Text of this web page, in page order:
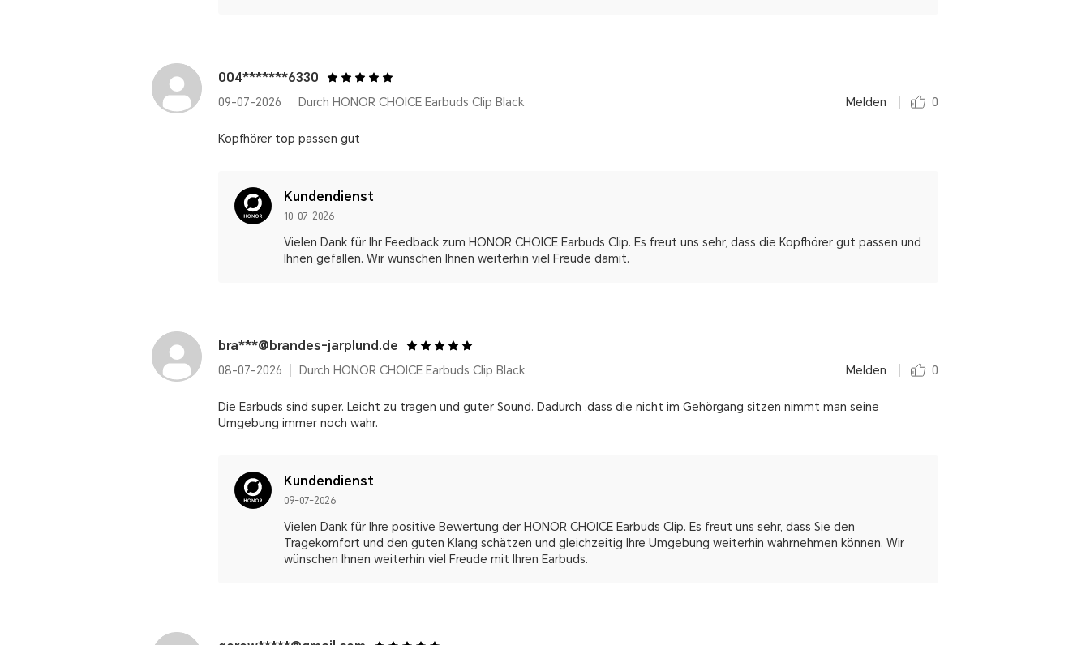
004*******6330
09-07-2026 Durch HONOR CHOICE Earbuds Clip Black Melden 0
Kopfhörer top passen gut
Kundendienst
10-07-2026
Vielen Dank für Ihr Feedback zum HONOR CHOICE Earbuds Clip. Es freut uns sehr, dass die Kopfhörer gut passen und
Ihnen gefallen. Wir wünschen Ihnen weiterhin viel Freude damit.
bra***@brandes-jarplund.de
08-07-2026 Durch HONOR CHOICE Earbuds Clip Black Melden 0
Die Earbuds sind super. Leicht zu tragen und guter Sound. Dadurch ,dass die nicht im Gehörgang sitzen nimmt man seine
Umgebung immer noch wahr.
Kundendienst
09-07-2026
Vielen Dank für Ihre positive Bewertung der HONOR CHOICE Earbuds Clip. Es freut uns sehr, dass Sie den
Tragekomfort und den guten Klang schätzen und gleichzeitig Ihre Umgebung weiterhin wahrnehmen können. Wir
wünschen Ihnen weiterhin viel Freude mit Ihren Earbuds.